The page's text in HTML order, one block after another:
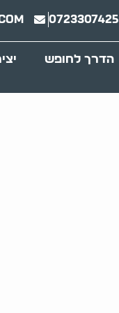
0723307425
הדרך לחופש